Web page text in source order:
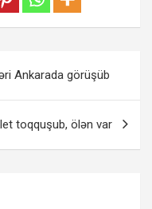
Ankarada görüşüb
toqquşub, ölən var